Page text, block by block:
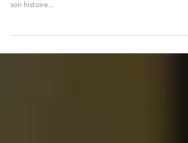
son histoire...